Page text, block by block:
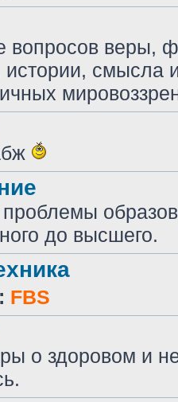
вопросов веры,
истории, смысла
до высшего.
FBS
о здоровом и